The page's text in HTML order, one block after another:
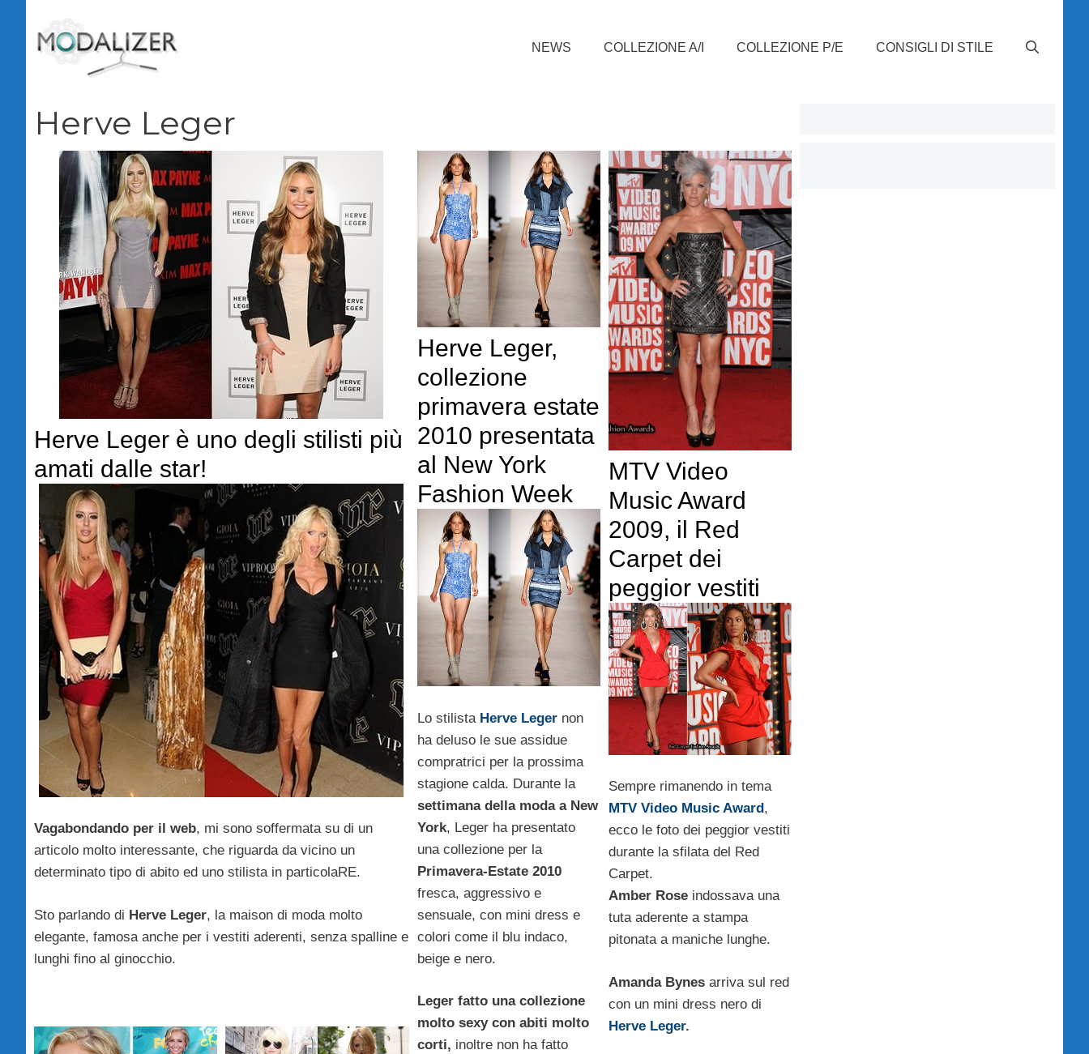
contenuto
NEWS COLLEZIONE A/I COLLEZIONE P/E CONSIGLI DI STILE
Herve Leger
Herve Leger è uno degli stilisti più
amati dalle star!
Vagabondando per il web, mi sono soffermata su di un
articolo molto interessante, che riguarda da vicino un
determinato tipo di abito ed uno stilista in particolaRE.
Sto parlando di Herve Leger, la maison di moda molto
elegante, famosa anche per i vestiti aderenti, senza spalline e
lunghi fino al ginocchio.
Herve Leger,
collezione
primavera estate
2010 presentata
al New York
Fashion Week
Lo stilista Herve Legernon
ha deluso le sue assidue
compratrici per la prossima
stagione calda. Durante la
settimana della moda a New
York, Leger ha presentato
una collezione per la
Primavera-Estate 2010
fresca, aggressivo e
sensuale, con mini dress e
colori come il blu indaco,
beige e nero.
Leger fatto una collezione
molto sexy con abiti molto
corti, inoltre non ha fatto
MTV Video
Music Award
2009, il Red
Carpet dei
peggior vestiti
Sempre rimanendo in tema
MTV Video Music Award ,
ecco le foto dei peggior vestiti
durante la sfilata del Red
Carpet.
Amber Roseindossava una
tuta aderente a stampa
pitonata a maniche lunghe.
Amanda Bynesarriva sul red
con un mini dress nero di
Herve Leger.